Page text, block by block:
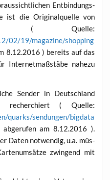
Ent­bin­dungs­
ist die Ori­gi­nal­quel­le von
( Quel­le:
02/19/magazine/shopping
8.12.2016 ) bereits auf das
Inter­net­maß­stä­be nahe­zu
Sen­der in Deutsch­land
( Quel­le:
quarks/sendungen/bigdata
abge­ru­fen am 8.12.2016 ).
Daten not­wen­dig, u.a. müs­
zwin­gend mit